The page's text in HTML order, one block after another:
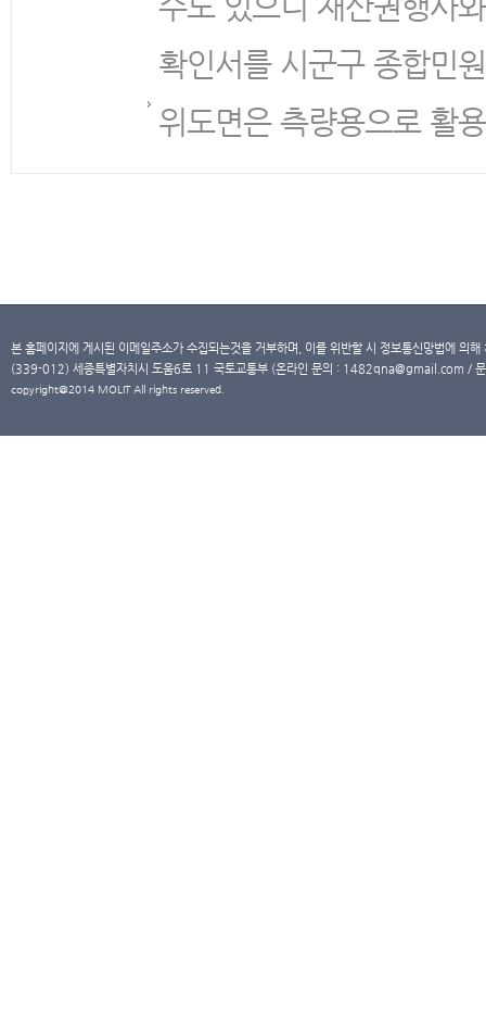
확인서를 시군구 종합민
위도면은 측량용으로 활
본 홈페이지에 게시된 이메일주소가 수집되는것을 거부하며, 이를 위반할 시 정보통신망법에 의
(339-012) 세종특별자치시 도움6로 11 국토교통부 (온라인 문의 : 1482qna@gmail.com /
copyright@2014 MOLIT All rights reserved.